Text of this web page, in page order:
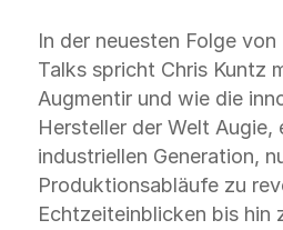
In der neuesten Folge
Talks spricht Chris Kuntz
Augmentir und wie die
Hersteller der Welt Augie,
industriellen Generation,
Produktionsabläufe zu
Echtzeiteinblicken bis hin